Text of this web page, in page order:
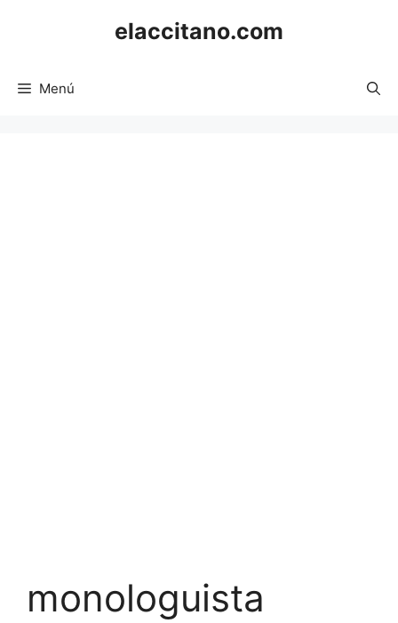
elaccitano.com
Menú
monologuista